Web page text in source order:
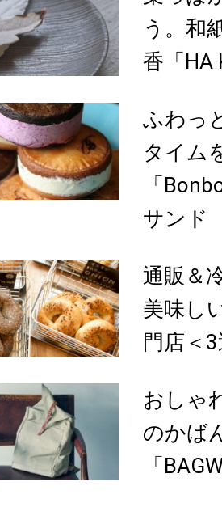
う。和
香「HA
ふわっ
タイム
「
サンド
通販＆
美味し
門店＜
おしゃ
のかば
「